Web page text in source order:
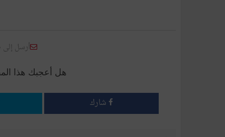
أرسل
هل أعجبك هذا
شارك